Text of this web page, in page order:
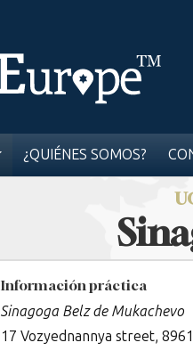
¿QUIÉNES SOMOS?
Información práctica
Sinagoga Belz de Mukachevo
17 Vozyednannya street,